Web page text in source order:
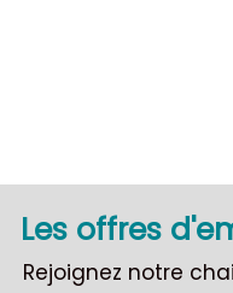
Les offres
Rejoignez notre